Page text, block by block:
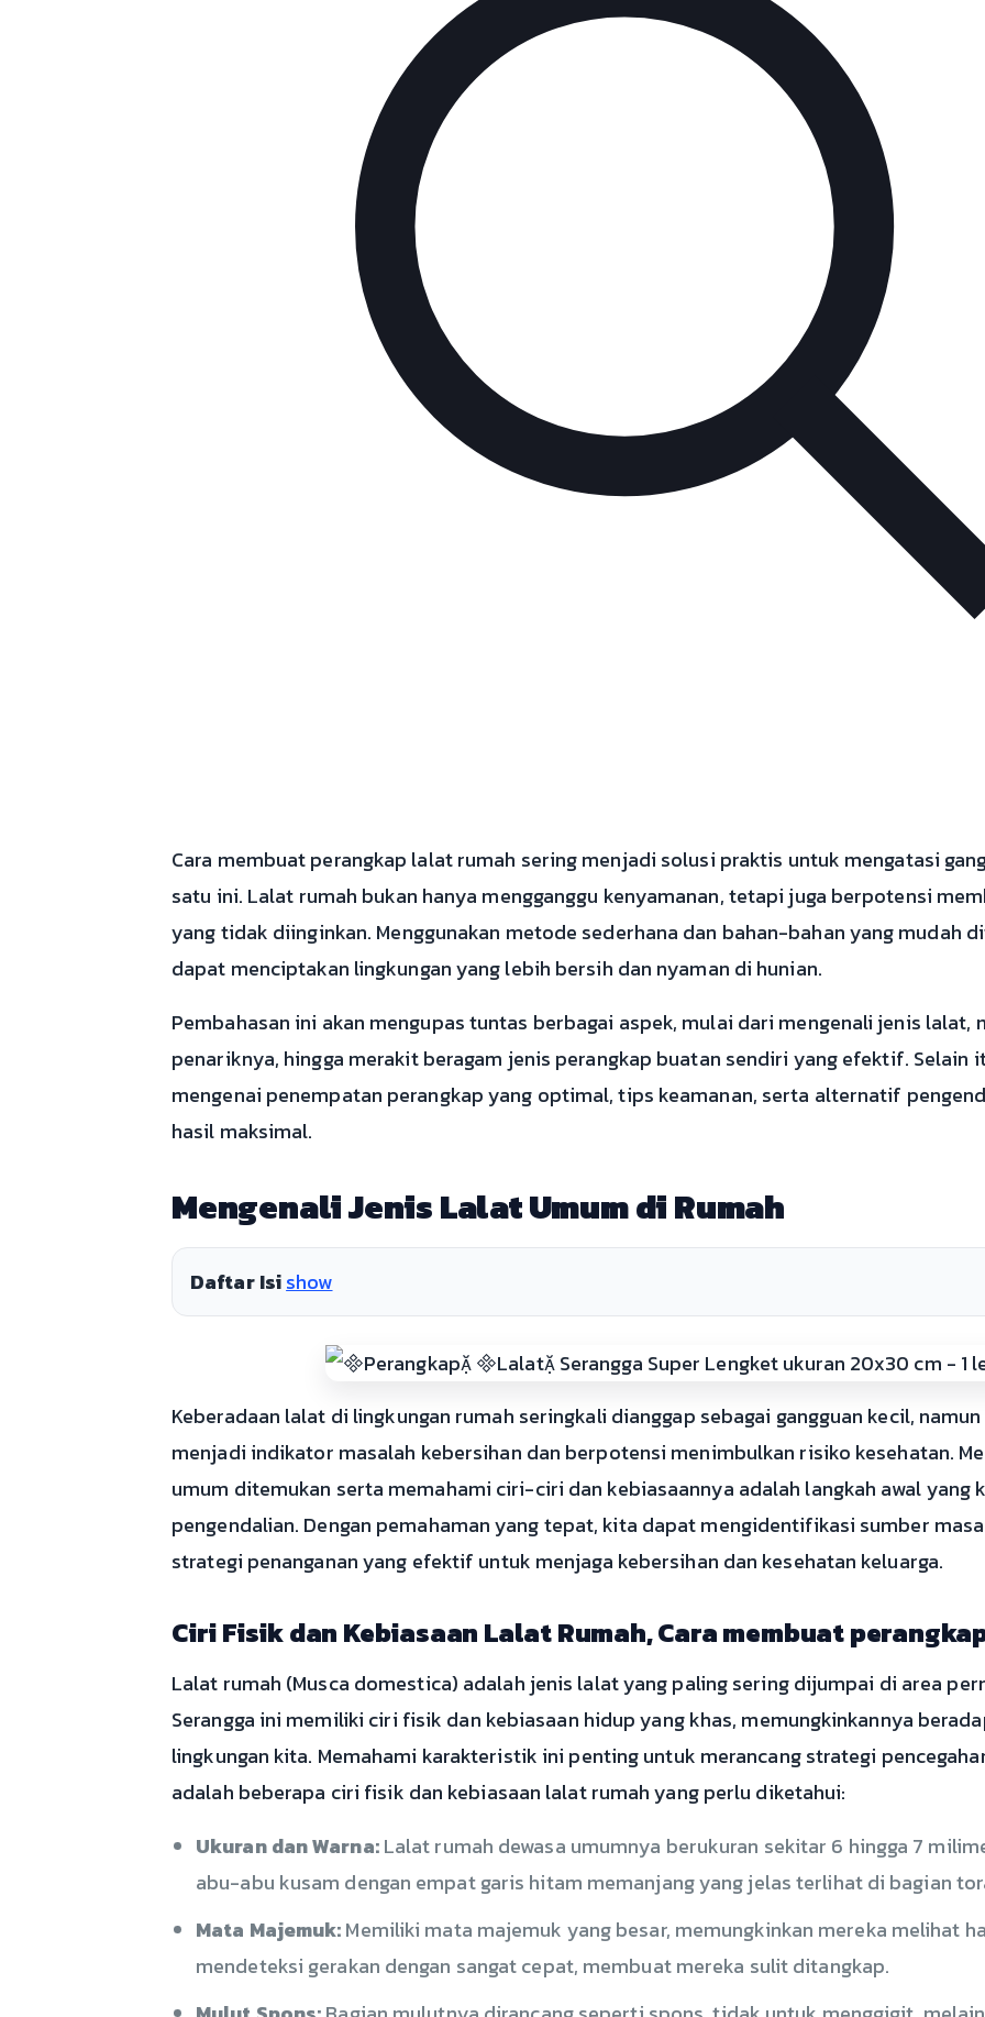
Cara membuat perangkap lalat rumah sering menjadi solusi praktis untuk mengatasi
satu ini. Lalat rumah bukan hanya mengganggu kenyamanan, tetapi juga berpotensi
yang tidak diinginkan. Menggunakan metode sederhana dan bahan-bahan yang mudah
dapat menciptakan lingkungan yang lebih bersih dan nyaman di hunian.
Pembahasan ini akan mengupas tuntas berbagai aspek, mulai dari mengenali jenis lalat,
penariknya, hingga merakit beragam jenis perangkap buatan sendiri yang efektif. Selain
mengenai penempatan perangkap yang optimal, tips keamanan, serta alternatif
hasil maksimal.
Mengenali Jenis Lalat Umum di Rumah
Daftar Isishow
Keberadaan lalat di lingkungan rumah seringkali dianggap sebagai gangguan kecil,
menjadi indikator masalah kebersihan dan berpotensi menimbulkan risiko kesehatan.
umum ditemukan serta memahami ciri-ciri dan kebiasaannya adalah langkah awal yang
pengendalian. Dengan pemahaman yang tepat, kita dapat mengidentifikasi sumber
strategi penanganan yang efektif untuk menjaga kebersihan dan kesehatan keluarga.
Ciri Fisik dan Kebiasaan Lalat Rumah, Cara membuat
Lalat rumah (Musca domestica) adalah jenis lalat yang paling sering dijumpai di area
Serangga ini memiliki ciri fisik dan kebiasaan hidup yang khas, memungkinkannya
lingkungan kita. Memahami karakteristik ini penting untuk merancang strategi
adalah beberapa ciri fisik dan kebiasaan lalat rumah yang perlu diketahui:
Ukuran dan Warna:Lalat rumah dewasa umumnya berukuran sekitar 6 hingga 7
abu-abu kusam dengan empat garis hitam memanjang yang jelas terlihat di bagian
Mata Majemuk:Memiliki mata majemuk yang besar, memungkinkan mereka melihat
mendeteksi gerakan dengan sangat cepat, membuat mereka sulit ditangkap.